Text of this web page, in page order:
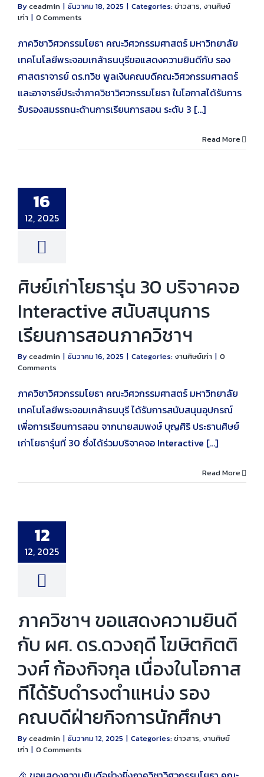
Byceadmin | ธันวาคม 18, 2025 | Categories:ข่าวสาร, งานศิษย์
เก่า | 0 Comments
ภาควิชาวิศวกรรมโยธา คณะวิศวกรรมศาสตร์ มหาวิทยาลัย
เทคโนโลยีพระจอมเกล้าธนบุรีขอแสดงความยินดีกับ รอง
ศาสตราจารย์ ดร.ทวิช พูลเงินคณบดีคณะวิศวกรรมศาสตร์
และอาจารย์ประจำภาควิชาวิศวกรรมโยธา ในโอกาสได้รับการ
รับรองสมรรถนะด้านการเรียนการสอน ระดับ 3 [...]
Read More
16
12, 2025
อ Interactive
การเรียนการ
ภาควิชาฯ
นศิษย์เก่า
ศิษย์เก่าโยธารุ่น 30 บริจาคจอ
Interactive สนับสนุนการ
เรียนการสอนภาควิชาฯ
Byceadmin | ธันวาคม 16, 2025 | Categories: งานศิษย์เก่า | 0
Comments
ภาควิชาวิศวกรรมโยธา คณะวิศวกรรมศาสตร์ มหาวิทยาลัย
เทคโนโลยีพระจอมเกล้าธนบุรี ได้รับการสนับสนุนอุปกรณ์
เพื่อการเรียนการสอน จากนายสมพงษ์ บุญศิริ ประธานศิษย์
เก่าโยธารุ่นที่ 30 ซึ่งได้ร่วมบริจาคจอ Interactive [...]
Read More
12
12, 2025
วงศ์ ก้องกิจกุล
โอกาสทีไ่ด้รับ
หน่ง รองคณบดี
การนักศึกษา
งานศิษย์เก่า
ภาควิชาฯ ขอแสดงความยินดี
กับ ผศ. ดร.ดวงฤดี โฆษิตกิตติ
วงศ์ ก้องกิจกุล เนื่องในโอกาส
ทีไ่ด้รับดำรงตำแหน่ง รอง
คณบดีฝ่ายกิจการนักศึกษา
Byceadmin | ธันวาคม 12, 2025 | Categories:ข่าวสาร, งานศิษย์
เก่า | 0 Comments